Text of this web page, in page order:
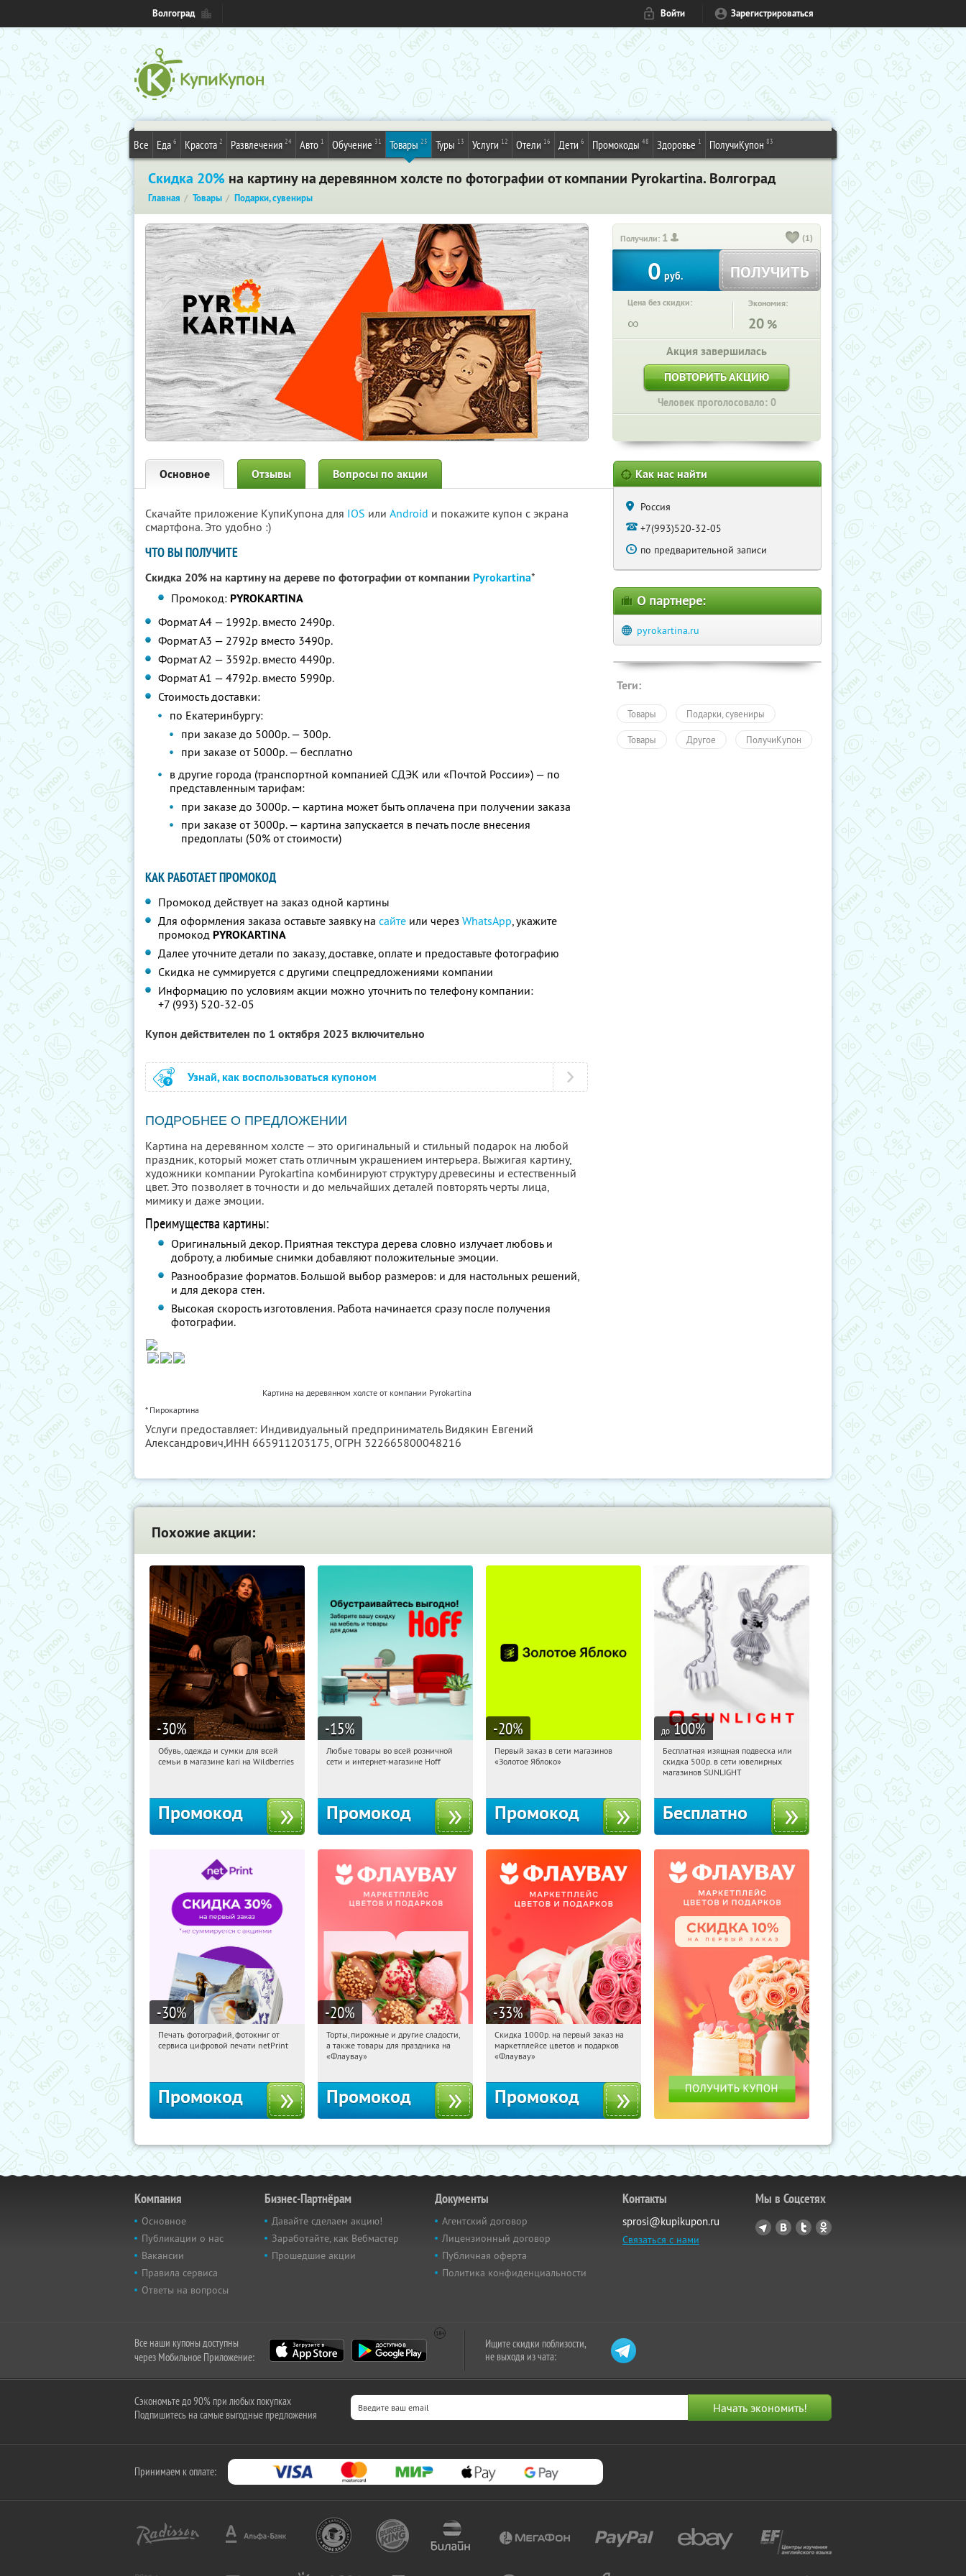
Волгоград Войти Зарегистрироваться
Все Еда 6 Красота 2 Развлечения 24 Авто 1 Обучение 31 Товары 25 Туры 13 Услуги 12 Отели 16 Дети 6 Промокоды 48 Здоровье 1 ПолучиКупон 83
Скидка 20% на картину на деревянном холсте по фотографии от компании Pyrokartina. Волгоград
Главная Товары Подарки, сувениры
Получили: 1 (1)
0 руб. ПОЛУЧИТЬ
Цена без скидки:
∞
Экономия:
20 %
Акция завершилась
ПОВТОРИТЬ АКЦИЮ
Человек проголосовало: 0
Основное Отзывы Вопросы по акции
Скачайте приложение КупиКупона для IOS или Android и покажите купон с экрана
смартфона. Это удобно :)
ЧТО ВЫ ПОЛУЧИТЕ
Скидка 20% на картину на дереве по фотографии от компании Pyrokartina*
Промокод: PYROKARTINA
Формат А4 — 1992р. вместо 2490р.
Формат А3 — 2792р вместо 3490р.
Формат А2 — 3592р. вместо 4490р.
Формат А1 — 4792р. вместо 5990р.
Стоимость доставки:
по Екатеринбургу:
при заказе до 5000р. — 300р.
при заказе от 5000р. — бесплатно
в другие города (транспортной компанией СДЭК или «Почтой России») — по
представленным тарифам:
при заказе до 3000р. — картина может быть оплачена при получении заказа
при заказе от 3000р. — картина запускается в печать после внесения
предоплаты (50% от стоимости)
КАК РАБОТАЕТ ПРОМОКОД
Промокод действует на заказ одной картины
Для оформления заказа оставьте заявку на сайте или через WhatsApp, укажите
промокод PYROKARTINA
Далее уточните детали по заказу, доставке, оплате и предоставьте фотографию
Скидка не суммируется с другими спецпредложениями компании
Информацию по условиям акции можно уточнить по телефону компании:
+7 (993) 520-32-05
Купон действителен по 1 октября 2023 включительно
Узнай, как воспользоваться купоном
ПОДРОБНЕЕ О ПРЕДЛОЖЕНИИ
Картина на деревянном холсте — это оригинальный и стильный подарок на любой
праздник, который может стать отличным украшением интерьера. Выжигая картину,
художники компании Pyrokartina комбинируют структуру древесины и естественный
цвет. Это позволяет в точности и до мельчайших деталей повторять черты лица,
мимику и даже эмоции.
Преимущества картины:
Оригинальный декор. Приятная текстура дерева словно излучает любовь и
доброту, а любимые снимки добавляют положительные эмоции.
Разнообразие форматов. Большой выбор размеров: и для настольных решений,
и для декора стен.
Высокая скорость изготовления. Работа начинается сразу после получения
фотографии.
Картина на деревянном холсте от компании Pyrokartina
* Пирокартина
Услуги предоставляет: Индивидуальный предприниматель Видякин Евгений
Александрович,ИНН 665911203175, ОГРН 322665800048216
Как нас найти
Россия
+7(993)520-32-05
по предварительной записи
О партнере:
pyrokartina.ru
Теги:
Товары Подарки, сувениры
Товары Другое ПолучиКупон
Похожие акции:
-30%
21:21:35
Получи первым!
Обувь, одежда и сумки для всей
семьи в магазине kari на Wildberries
Промокод
-15%
21:21:35 Получили:
Любые товары во всей розничной
сети и интернет-магазине Hoff
Промокод
-20%
21:21:35
Получи первым!
Первый заказ в сети магазинов
«Золотое Яблоко»
Промокод
до 100%
21:21:35 Получили:
Россия
Бесплатная изящная подвеска или
скидка 500р. в сети ювелирных
магазинов SUNLIGHT
Бесплатно
-30%
21:21:35 Получили:
Печать фотографий, фотокниг от
сервиса цифровой печати netPrint
Промокод
-20%
21:21:35 Получили:
Россия
Торты, пирожные и другие сладости,
а также товары для праздника на
«Флаувау»
Промокод
-33%
21:21:35 Получили:
Россия
Скидка 1000р. на первый заказ на
маркетплейсе цветов и подарков
«Флаувау»
Промокод
Компания
Основное
Публикации о нас
Вакансии
Правила сервиса
Ответы на вопросы
Бизнес-Партнёрам
Давайте сделаем акцию!
Заработайте, как Вебмастер
Прошедшие акции
Документы
Агентский договор
Лицензионный договор
Публичная оферта
Политика конфиденциальности
Контакты
sprosi@kupikupon.ru
Связаться с нами
Мы в Соцсетях
Все наши купоны доступны
через Мобильное Приложение:
Ищите скидки поблизости,
не выходя из чата:
Сэкономьте до 90% при любых покупках
Подпишитесь на самые выгодные предложения
Принимаем к оплате: